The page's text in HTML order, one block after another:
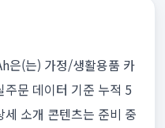
은(는) 가정/생활용품 카
문 데이터 기준 누적 5
소개 콘텐츠는 준비 중